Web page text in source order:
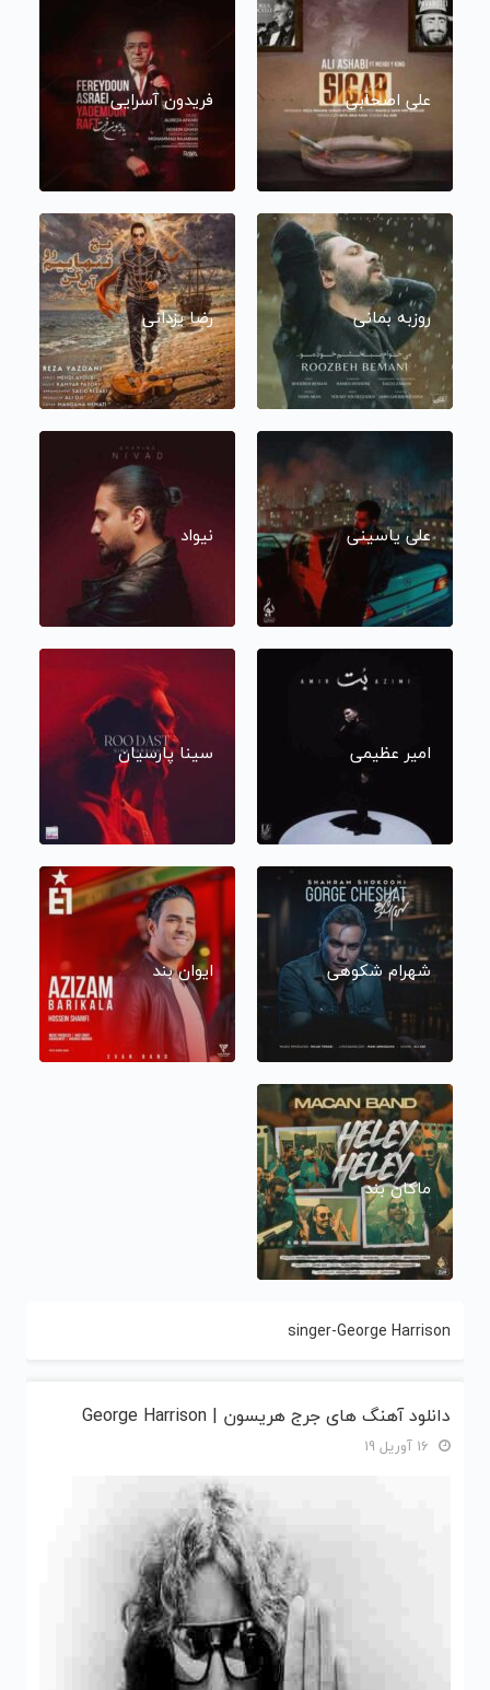
علی اصحابی فریدون آسرایی
روزبه بمانی رضا یزدانی
علی یاسینی نیواد
امیر عظیمی سینا پارسیان
شهرام شکوهی ایوان بند
ماکان بند
singer-George Harrison
دانلود آهنگ های جرج هریسون | George Harrison